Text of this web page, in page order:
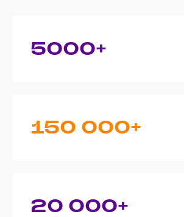
5000+
150 000+
20 000+